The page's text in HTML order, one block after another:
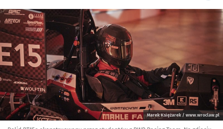
Kliknij, aby zobaczyć galerię
Marek Księżarek / www.wroclaw.pl